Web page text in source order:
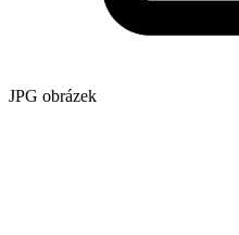
JPG obrázek